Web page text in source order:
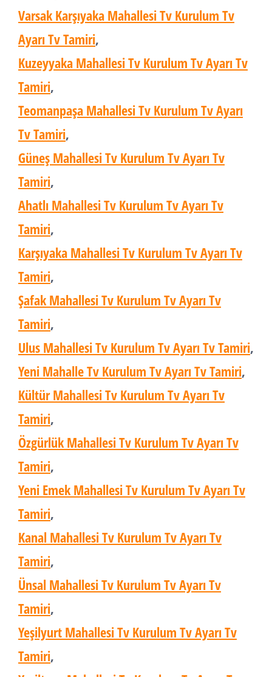
Varsak Karşıyaka Mahallesi Tv Kurulum Tv
Ayarı Tv Tamiri,
Kuzeyyaka Mahallesi Tv Kurulum Tv Ayarı Tv
Tamiri,
Teomanpaşa Mahallesi Tv Kurulum Tv Ayarı
Tv Tamiri,
Güneş Mahallesi Tv Kurulum Tv Ayarı Tv
Tamiri,
Ahatlı Mahallesi Tv Kurulum Tv Ayarı Tv
Tamiri,
Karşıyaka Mahallesi Tv Kurulum Tv Ayarı Tv
Tamiri,
Şafak Mahallesi Tv Kurulum Tv Ayarı Tv
Tamiri,
Ulus Mahallesi Tv Kurulum Tv Ayarı Tv Tamiri,
Yeni Mahalle Tv Kurulum Tv Ayarı Tv Tamiri,
Kültür Mahallesi Tv Kurulum Tv Ayarı Tv
Tamiri,
Özgürlük Mahallesi Tv Kurulum Tv Ayarı Tv
Tamiri,
Yeni Emek Mahallesi Tv Kurulum Tv Ayarı Tv
Tamiri,
Kanal Mahallesi Tv Kurulum Tv Ayarı Tv
Tamiri,
Ünsal Mahallesi Tv Kurulum Tv Ayarı Tv
Tamiri,
Yeşilyurt Mahallesi Tv Kurulum Tv Ayarı Tv
Tamiri,